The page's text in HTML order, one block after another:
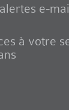
e-
à votre